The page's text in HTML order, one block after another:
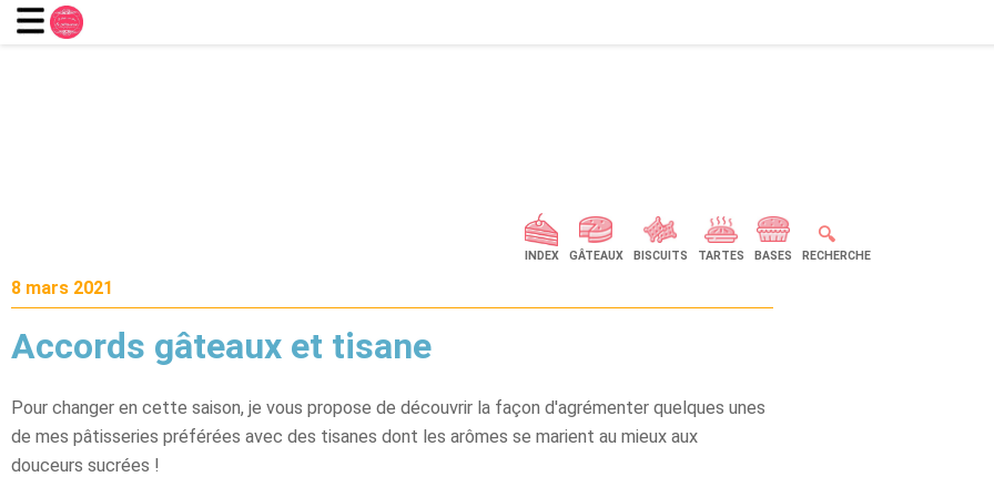
🔍
INDEX GÂTEAUX BISCUITS TARTES BASES RECHERCHE
8 mars 2021
Accords gâteaux et tisane
Pour changer en cette saison, je vous propose de découvrir la façon d'agrémenter quelques unes
de mes pâtisseries préférées avec des tisanes dont les arômes se marient au mieux aux
douceurs sucrées !